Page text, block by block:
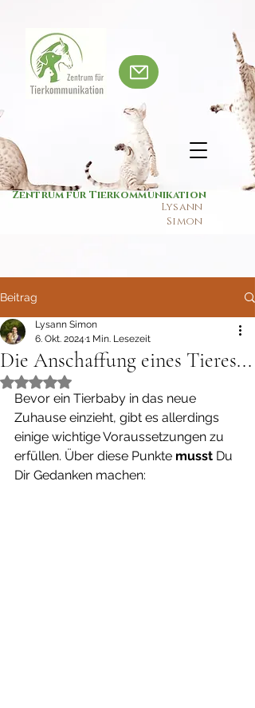
Zentrum für Tierkommunikation
Lysann
Simon
Beitrag
Die Anschaffung eines Tieres...
Lysann Simon
6. Okt. 2024 1 Min. Lesezeit
Mit NaN von 5 Sternen bewertet.
Bevor ein Tierbaby in das neue
Zuhause einzieht, gibt es allerdings
einige wichtige Voraussetzungen zu
erfüllen. Über diese Punkte musst Du
Dir Gedanken machen: